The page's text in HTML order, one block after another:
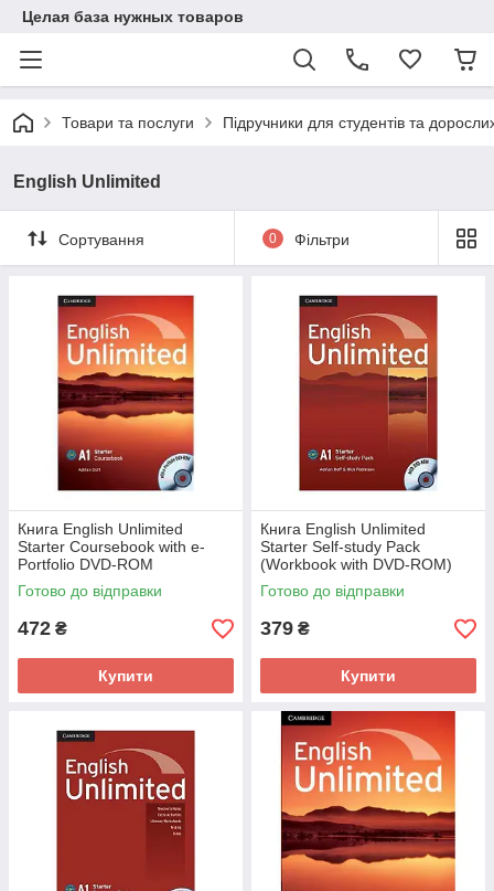
Целая база нужных товаров
Товари та послуги Підручники для студентів та
English Unlimited
Сортування 0 Фільтри
Книга English Unlimited
Starter Coursebook with e-
Portfolio DVD-ROM
(9780521726337) Cambridge
University Press
Готово до відправки
472 ₴
Купити
Книга English Unlimited
Starter Self-study Pack
(Workbook with DVD-ROM)
(9780521726344) Cambridge
University Press
Готово до відправки
379 ₴
Купити